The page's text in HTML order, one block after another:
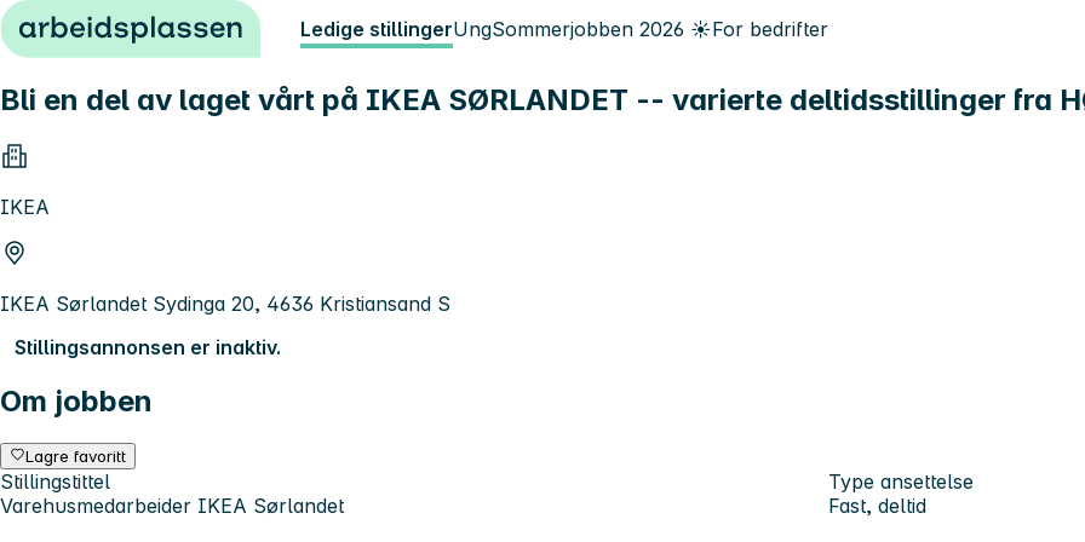
Hopp til innhold Ledige stillingerUngSommerjobben 2026 ☀️For bedrifter
Bli en del av laget vårt på IKEA SØRLANDET -- varierte deltidsstillinger fra
IKEA
IKEA Sørlandet Sydinga 20, 4636 Kristiansand S
Stillingsannonsen er inaktiv.
Om jobben
Lagre favoritt
Stillingstittel
Varehusmedarbeider IKEA Sørlandet
Type ansettelse
Fast, deltid